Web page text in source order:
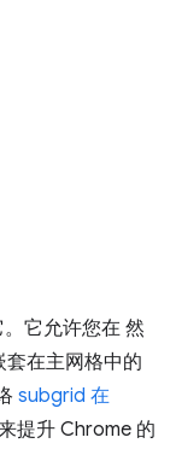
它允许您在 然
套在主网格中的
subgrid 在
来提升 Chrome 的